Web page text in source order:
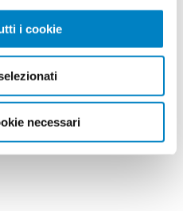
i cookie
necessari